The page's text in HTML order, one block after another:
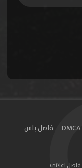
DMCA فاصل بلس